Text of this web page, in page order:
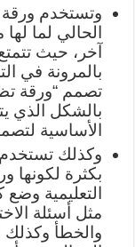
وتستخدم ورقة
الحالي لما
آخر، حيث
بالمرونة في
تصمم “ورقة
بالشكل الذي
الأساسية
وكذلك تستخدم
بكثرة
التعليمية
مثل أسئلة
والخطأ وكذلك